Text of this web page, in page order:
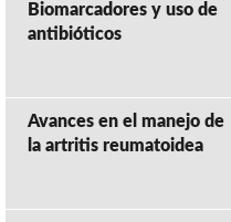
Biomarcadores y uso de
antibióticos
Avances en el manejo de
la artritis reumatoidea